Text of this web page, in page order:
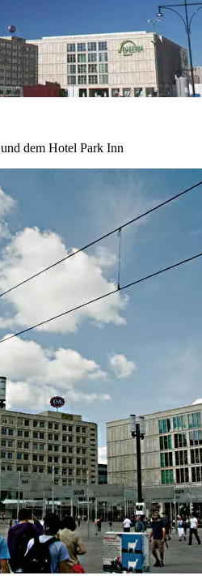
und dem Hotel Park Inn